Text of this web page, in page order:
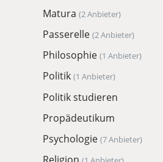
Matura(2 Anbieter)
Passerelle(2 Anbieter)
Philosophie(1 Anbieter)
Politik(1 Anbieter)
Politik studieren
Propädeutikum
Psychologie(7 Anbieter)